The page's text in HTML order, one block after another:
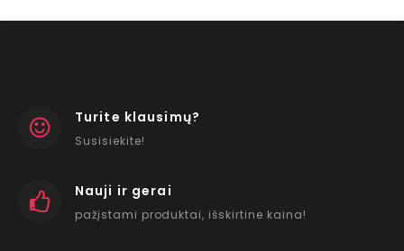
Turite klausimų?
Susisiekite!
Nauji ir gerai
pažįstami produktai, išskirtine kaina!